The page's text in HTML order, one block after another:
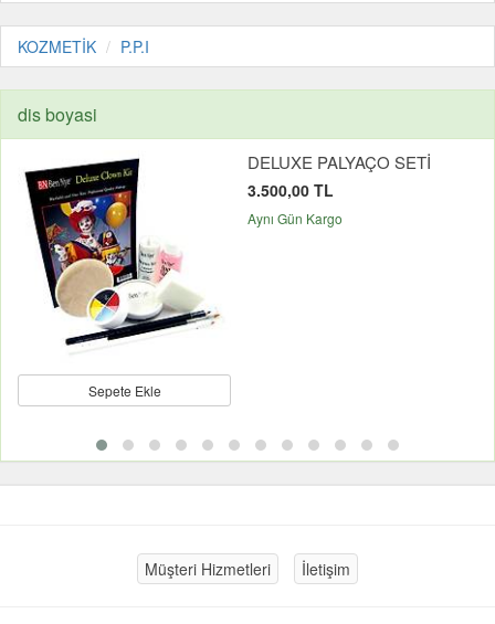
KOZMETİK P.P.I
dis boyasi
Sepete Ekle
DELUXE PALYAÇO SETİ
3.500,00 TL
Aynı Gün Kargo
Müşteri Hizmetleri İletişim